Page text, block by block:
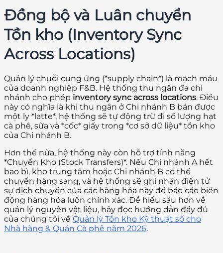
Đồng bộ và Luân chuyển
Tồn kho (Inventory Sync
Across Locations)
Quản lý chuỗi cung ứng (*supply chain*) là mạch máu
của doanh nghiệp F&B. Hệ thống thu ngân đa chi
nhánh cho phép inventory sync across locations. Điều
này có nghĩa là khi thu ngân ở Chi nhánh B bán được
một ly *latte*, hệ thống sẽ tự động trừ đi số lượng hạt
cà phê, sữa và *cốc* giấy trong *cơ sở dữ liệu* tồn kho
của Chi nhánh B.
Hơn thế nữa, hệ thống này còn hỗ trợ tính năng
*Chuyển Kho (Stock Transfers)*. Nếu Chi nhánh A hết
bao bì, kho trung tâm hoặc Chi nhánh B có thể
chuyển hàng sang, và hệ thống sẽ ghi nhận điện tử
sự dịch chuyển của các hàng hóa này để báo cáo biến
động hàng hóa luôn chính xác. Để hiểu sâu hơn về
quản lý nguyên vật liệu, hãy đọc hướng dẫn đầy đủ
của chúng tôi về Quản lý Tồn kho Kỹ thuật số cho
Nhà hàng & Quán Cà phê năm 2026.